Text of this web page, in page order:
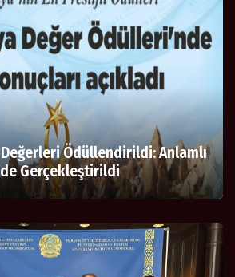
Değerleri Ödüllendirildi: Anlamlı
Gerçekleştirildi